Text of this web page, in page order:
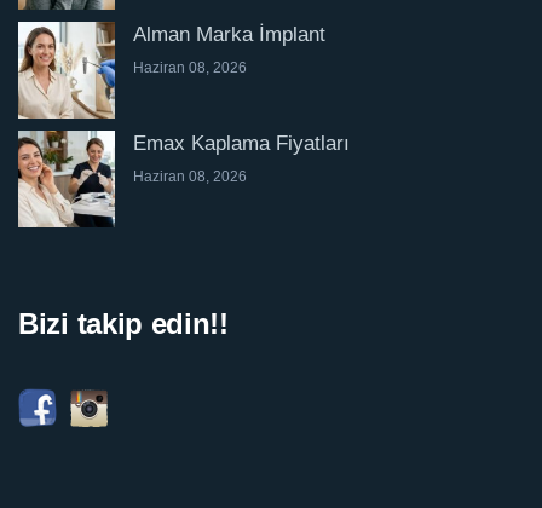
Alman Marka İmplant
Haziran 08, 2026
Emax Kaplama Fiyatları
Haziran 08, 2026
Bizi takip edin!!